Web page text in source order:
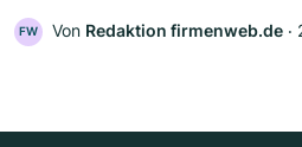
FW Von Redaktion firmenweb.de ‧